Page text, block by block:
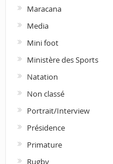
Maracana
Media
Mini foot
Ministère des Sports
Natation
Non classé
Portrait/Interview
Présidence
Primature
Rugby